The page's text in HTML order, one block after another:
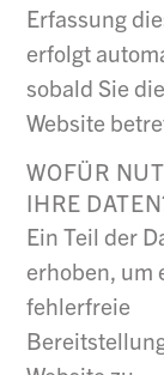
Erfassung
erfolgt
sobald Sie
Website
WOFÜR
IHRE
Ein Teil der
erhoben, um
fehlerfreie